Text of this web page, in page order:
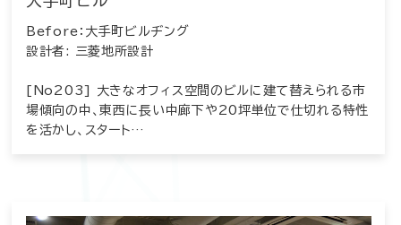
Before：大手町ビルヂング
設計者: 三菱地所設計
[No203] 大きなオフィス空間のビルに建て替えられる市
場傾向の中、東西に長い中廊下や20坪単位で仕切れる特性
を活かし、スタート…